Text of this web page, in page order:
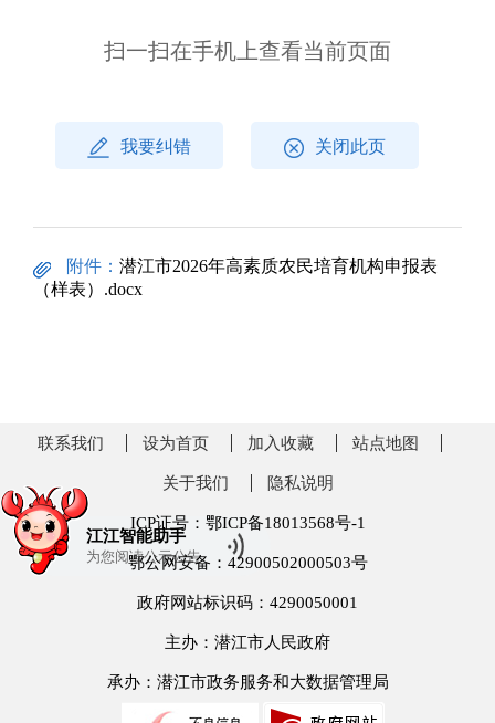
江江智能助手
为您阅读公示公告
扫一扫在手机上查看当前页面
我要纠错 关闭此页
附件： 潜江市2026年高素质农民培育机构申报表
（样表）.docx
联系我们 设为首页 加入收藏 站点地图
关于我们 隐私说明
ICP证号：鄂ICP备18013568号-1
鄂公网安备：42900502000503号
政府网站标识码：4290050001
主办：潜江市人民政府
承办：潜江市政务服务和大数据管理局